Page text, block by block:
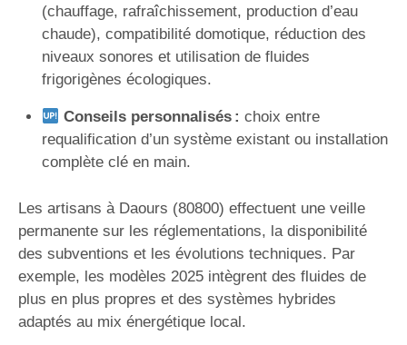
(chauffage, rafraîchissement, production d’eau
chaude), compatibilité domotique, réduction des
niveaux sonores et utilisation de fluides
frigorigènes écologiques.
Conseils personnalisés : choix entre
requalification d’un système existant ou installation
complète clé en main.
Les artisans à Daours (80800) effectuent une veille
permanente sur les réglementations, la disponibilité
des subventions et les évolutions techniques. Par
exemple, les modèles 2025 intègrent des fluides de
plus en plus propres et des systèmes hybrides
adaptés au mix énergétique local.